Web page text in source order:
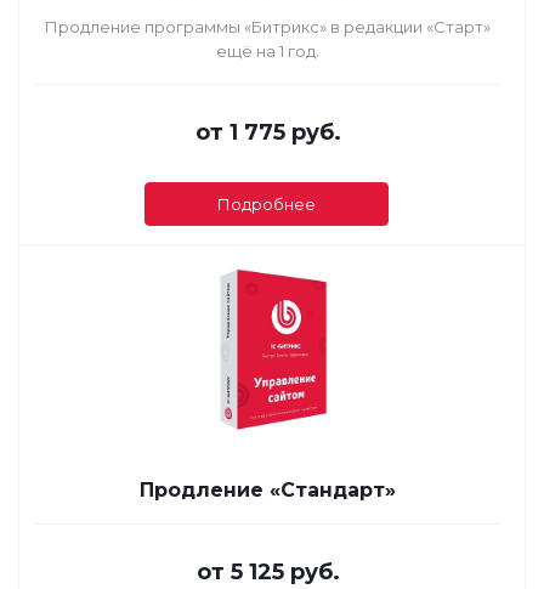
Продление программы «Битрикс» в редакции «Старт»
ещё на 1 год.
от 1 775 руб.
Подробнее
Продление «Стандарт»
от 5 125 руб.